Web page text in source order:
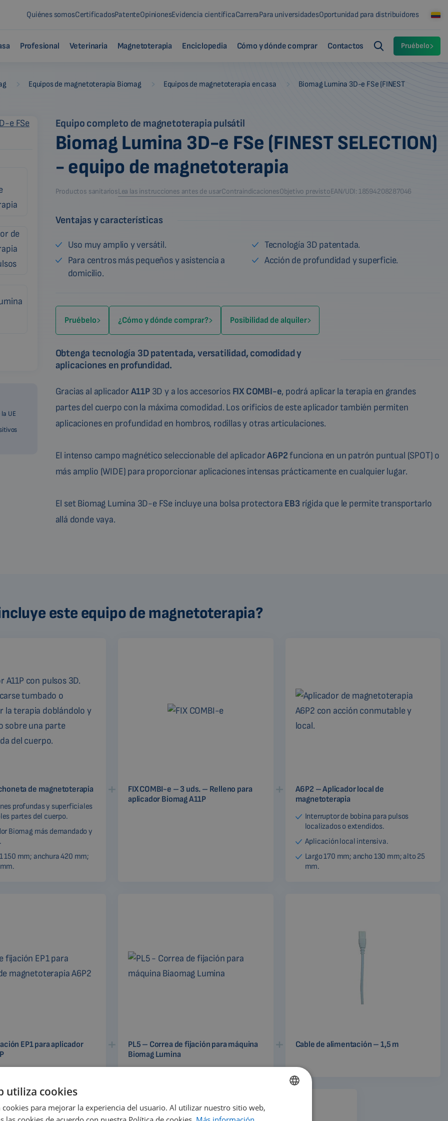
Quiénes somosCertificadosPatenteOpinionesEvidencia científicaCarreraPara universidadesOportunidad para distribuidores
Profesional Veterinaria Magnetoterapia Enciclopedia Cómo y dónde comprar Contactos Pruébelo
Equipos de magnetoterapia Biomag Equipos de magnetoterapia en casa Biomag Lumina 3D-e FSe (FINEST
UE
Equipo completo de magnetoterapia pulsátil
Biomag Lumina 3D-e FSe (FINEST SELECTION)
- equipo de magnetoterapia
Productos sanitariosLea las instrucciones antes de usarContraindicacionesObjetivo previstoEAN/UDI: 18594208287046
Ventajas y características
Uso muy amplio y versátil.
Para centros más pequeños y asistencia a
domicilio.
Tecnología 3D patentada.
Acción de profundidad y superficie.
Pruébelo ¿Cómo y dónde comprar? Posibilidad de alquiler
Obtenga tecnología 3D patentada, versatilidad, comodidad y
aplicaciones en profundidad.
Gracias al aplicador A11P3D y a los accesorios FIX COMBI-e, podrá aplicar la terapia en grandes
partes del cuerpo con la máxima comodidad. Los orificios de este aplicador también permiten
aplicaciones en profundidad en hombros, rodillas y otras articulaciones.
El intenso campo magnético seleccionable del aplicadorA6P2funciona en un patrón puntual (SPOT) o
más amplio (WIDE) para proporcionar aplicaciones intensas prácticamente en cualquier lugar.
El set Biomag Lumina 3D-e FSe incluye una bolsa protectora EB3 rígida que le permite transportarlo
allá donde vaya.
este equipo de magnetoterapia?
de magnetoterapia
profundas y superficiales
partes del cuerpo.
Biomag más demandado y
150 mm; anchura 420 mm;
FIX COMBI-e – 3 uds. – Relleno para
aplicador Biomag A11P
A6P2 – Aplicador local de
magnetoterapia
Interruptor de bobina para pulsos
localizados o extendidos.
Aplicación local intensiva.
Largo 170 mm; ancho 130 mm; alto 25
mm.
EP1 para aplicador
PL5 – Correa de fijación para máquina
Biomag Lumina
Cable de alimentación – 1,5 m
ENGLISH
utiliza cookies
cookies para mejorar la experiencia del usuario. Al utilizar nuestro sitio web,